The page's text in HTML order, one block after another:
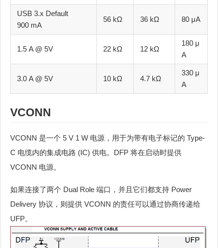
USB 3.x Default
900 mA
56 kΩ 36 kΩ 80 μA
1.5 A @ 5V 22 kΩ 12 kΩ
180 μ
A
3.0 A @ 5V 10 kΩ 4.7 kΩ
330 μ
A
VCONN
VCONN 是一个 5 V 1 W 电源，用于为带有电子标记的 Type-
C 电缆内的集成电路 (IC) 供电。DFP 将在启动时提供
VCONN 电源。
如果连接了两个 Dual Role 端口，并且它们都支持 Power
Delivery 协议，则提供 VCONN 的责任可以通过协商传递给
UFP。